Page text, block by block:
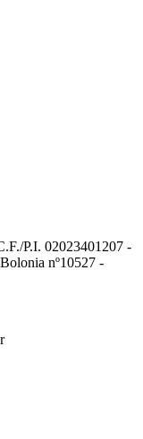
P.I. 02023401207 -
nº10527 -